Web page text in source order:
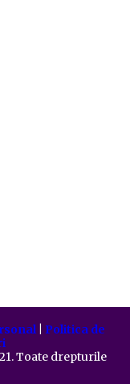
| Politica de
Toate drepturile